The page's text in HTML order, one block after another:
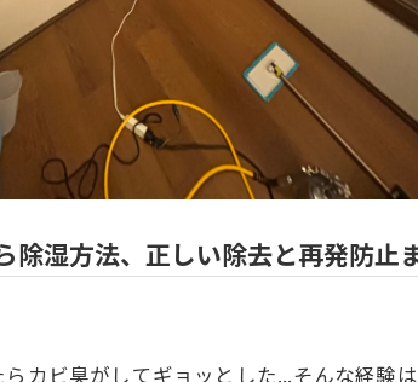
除湿方法、正しい除去と再発防止
カビ臭がしてギョッとした...そんな経験